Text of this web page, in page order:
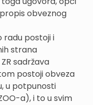
obveznog
radu postoji i
strana
sadržava
postoji obveza
u potpunosti
a), i to u svim